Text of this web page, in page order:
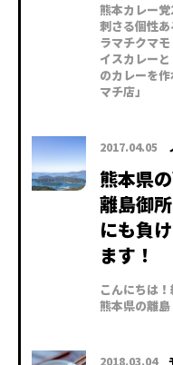
熊本カレー
刺さる個性
ラマチクマ
イスカレー
のカレーを
マチ店」
2017.04.05
熊本県
離島御
にも負
ます！
こんにちは
熊本県の離
2018.03.04